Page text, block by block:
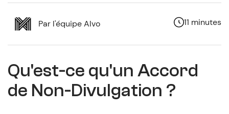
Par l'équipe Alvo 11 minutes
Qu'est-ce qu'un Accord
de Non-Divulgation ?